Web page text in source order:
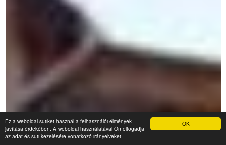
OK
Ez a weboldal sütiket használ a felhasználói élmények
javítása érdekében. A weboldal használatával Ön elfogadja
az adat és süti kezelésére vonatkozó irányelveket.